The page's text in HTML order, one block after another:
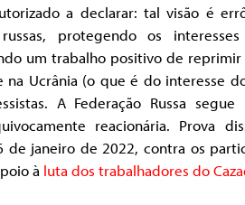
a declarar: tal visão é
protegendo os
um trabalho positivo de reprimir
na Ucrânia (o que é do interesse
A Federação Russa
reacionária. Prova
de janeiro de 2022, contra os
à luta dos trabalhadores do